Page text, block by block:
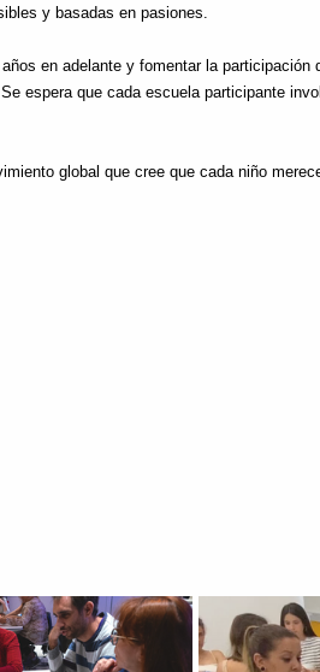
y basadas en pasiones.
en adelante y fomentar la participación
espera que cada escuela participante
global que cree que cada niño